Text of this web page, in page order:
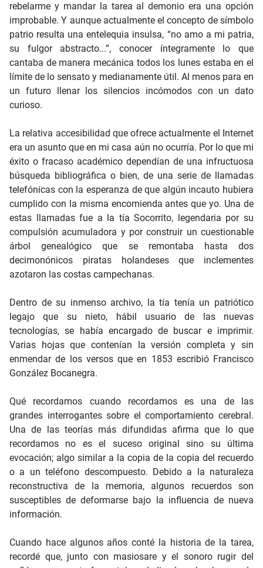
rebelarme y mandar la tarea al demonio era una opción
improbable. Y aunque actualmente el concepto de símbolo
patrio resulta una entelequia insulsa, “no amo a mi patria,
su fulgor abstracto...”, conocer íntegramente lo que
cantaba de manera mecánica todos los lunes estaba en el
límite de lo sensato y medianamente útil. Al menos para en
un futuro llenar los silencios incómodos con un dato
curioso.
La relativa accesibilidad que ofrece actualmente el Internet
era un asunto que en mi casa aún no ocurría. Por lo que mi
éxito o fracaso académico dependían de una infructuosa
búsqueda bibliográfica o bien, de una serie de llamadas
telefónicas con la esperanza de que algún incauto hubiera
cumplido con la misma encomienda antes que yo. Una de
estas llamadas fue a la tía Socorrito, legendaria por su
compulsión acumuladora y por construir un cuestionable
árbol genealógico que se remontaba hasta dos
decimonónicos piratas holandeses que inclementes
azotaron las costas campechanas.
Dentro de su inmenso archivo, la tía tenía un patriótico
legajo que su nieto, hábil usuario de las nuevas
tecnologías, se había encargado de buscar e imprimir.
Varias hojas que contenían la versión completa y sin
enmendar de los versos que en 1853 escribió Francisco
González Bocanegra.
Qué recordamos cuando recordamos es una de las
grandes interrogantes sobre el comportamiento cerebral.
Una de las teorías más difundidas afirma que lo que
recordamos no es el suceso original sino su última
evocación; algo similar a la copia de la copia del recuerdo
o a un teléfono descompuesto. Debido a la naturaleza
reconstructiva de la memoria, algunos recuerdos son
susceptibles de deformarse bajo la influencia de nueva
información.
Cuando hace algunos años conté la historia de la tarea,
recordé que, junto con masiosare y el sonoro rugir del